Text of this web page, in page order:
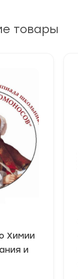
товары
Химии
и